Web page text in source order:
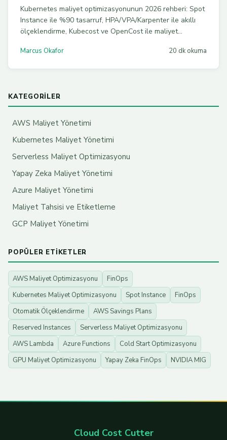
Kubernetes maliyet optimizasyonunun 2026 rehberi: Spot
Instance ile %90 tasarruf, HPA/VPA/Karpenter ile akıllı
ölçeklendirme, Kubecost ve OpenCost ile maliyet
Marcus Okafor 20 dk okuma
KATEGORILER
AWS Maliyet Yönetimi
Kubernetes Maliyet Yönetimi
Serverless Maliyet Optimizasyonu
Yapay Zeka Maliyet Yönetimi
Azure Maliyet Yönetimi
Maliyet Tahsisi ve Etiketleme
GCP Maliyet Yönetimi
POPÜLER ETIKETLER
AWS Maliyet Optimizasyonu
FinOps
Kubernetes Maliyet Optimizasyonu
Spot Instance
FinOps
Otomatik Ölçeklendirme
AWS Savings Plans
Reserved Instances
Serverless Maliyet Optimizasyonu
AWS Lambda
Azure Functions
Cold Start Optimizasyonu
GPU Maliyet Optimizasyonu
Yapay Zeka FinOps NVIDIA MIG
Cloud Cost Cutter